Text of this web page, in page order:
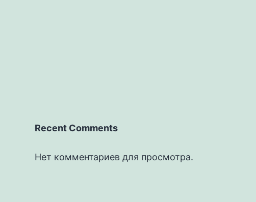
Recent Comments
Нет комментариев для просмотра.